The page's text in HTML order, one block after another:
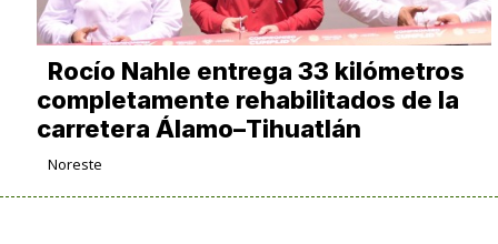
Rocío Nahle entrega 33 kilómetros
completamente rehabilitados de la
carretera Álamo–Tihuatlán
Noreste